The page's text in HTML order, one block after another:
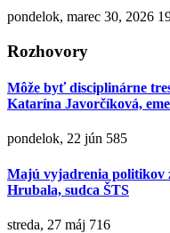
pondelok, marec 30, 2026
Rozhovory
Môže byť disciplinárne
Katarína Javorčíková,
pondelok, 22 jún 585
Majú vyjadrenia politikov
Hrubala, sudca ŠTS
streda, 27 máj 716